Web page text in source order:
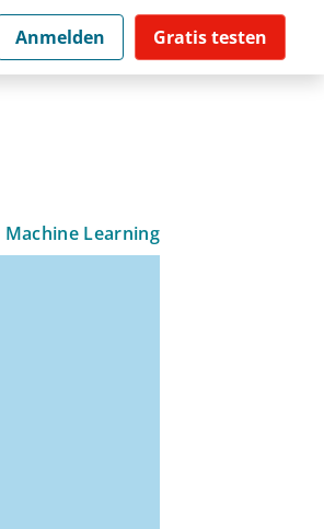
Anmelden Gratis testen
Machine Learning